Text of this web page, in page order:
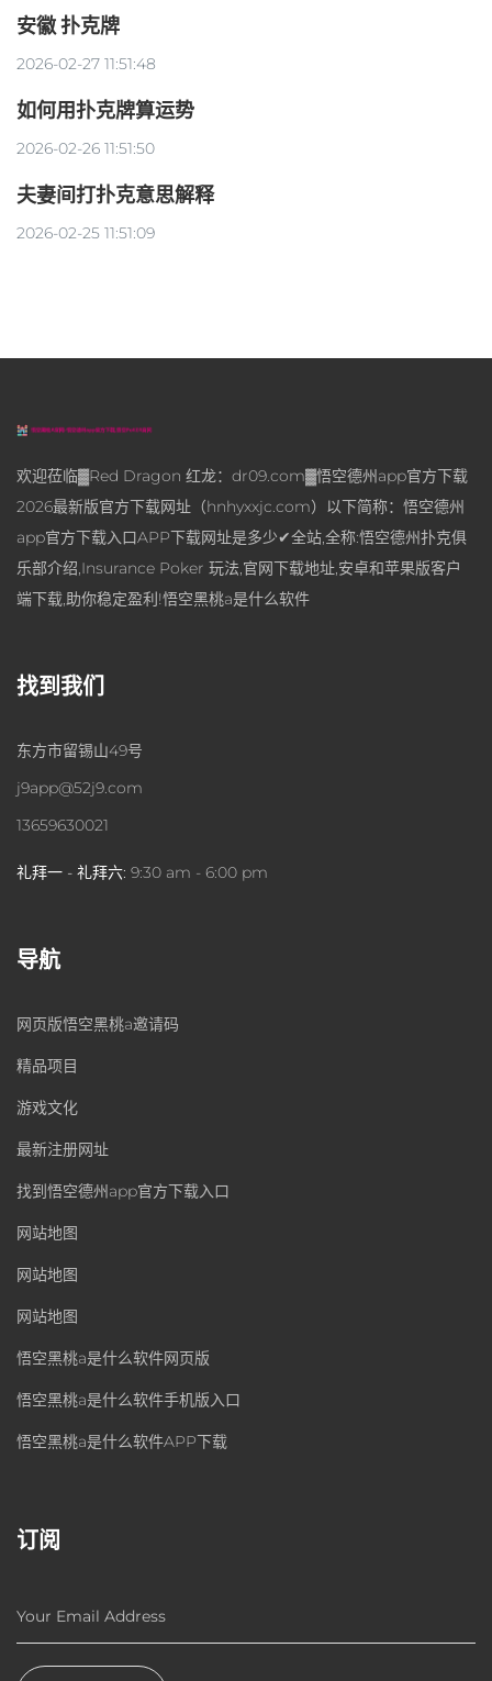
安徽 扑克牌
2026-02-27 11:51:48
如何用扑克牌算运势
2026-02-26 11:51:50
夫妻间打扑克意思解释
2026-02-25 11:51:09
欢迎莅临▓Red Dragon 红龙：dr09.com▓悟空德州app官方下载
2026最新版官方下载网址（hnhyxxjc.com）以下简称：悟空德州
app官方下载入口APP下载网址是多少✔全站,全称:悟空德州扑克俱
乐部介绍,Insurance Poker 玩法,官网下载地址,安卓和苹果版客户
端下载,助你稳定盈利!悟空黑桃a是什么软件
找到我们
东方市留锡山49号
j9app@52j9.com
13659630021
礼拜一 - 礼拜六: 9:30 am - 6:00 pm
导航
网页版悟空黑桃a邀请码
精品项目
游戏文化
最新注册网址
找到悟空德州app官方下载入口
网站地图
网站地图
网站地图
悟空黑桃a是什么软件网页版
悟空黑桃a是什么软件手机版入口
悟空黑桃a是什么软件APP下载
订阅
Your Email Address